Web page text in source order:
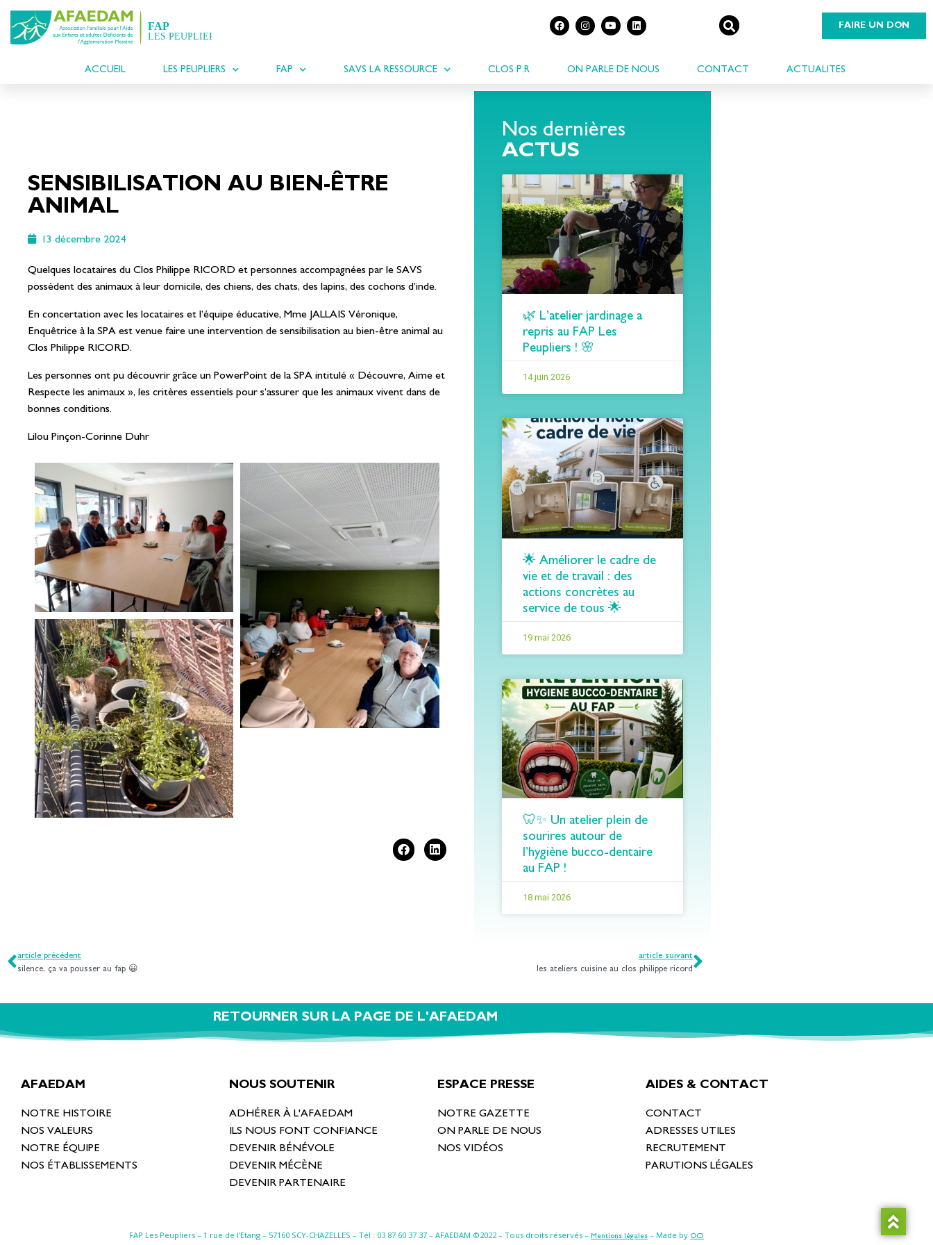
FAIRE UN DON
ACCUEIL LES PEUPLIERS FAP SAVS LA RESSOURCE CLOS P.R ON PARLE DE NOUS CONTACT ACTUALITES
SENSIBILISATION AU BIEN-ÊTRE
ANIMAL
13 décembre 2024
Quelques locataires du Clos Philippe RICORD et personnes accompagnées par le SAVS
possèdent des animaux à leur domicile, des chiens, des chats, des lapins, des cochons d’inde.
En concertation avec les locataires et l’équipe éducative, Mme JALLAIS Véronique,
Enquêtrice à la SPA est venue faire une intervention de sensibilisation au bien-être animal au
Clos Philippe RICORD.
Les personnes ont pu découvrir grâce un PowerPoint de la SPA intitulé « Découvre, Aime et
Respecte les animaux », les critères essentiels pour s’assurer que les animaux vivent dans de
bonnes conditions.
Lilou Pinçon-Corinne Duhr
Nos dernières
ACTUS
🌿 L’atelier jardinage a
repris au FAP Les
Peupliers ! 🌸
14 juin 2026
🌟 Améliorer le cadre de
vie et de travail : des
actions concrètes au
service de tous 🌟
19 mai 2026
🦷✨ Un atelier plein de
sourires autour de
l’hygiène bucco-dentaire
au FAP !
18 mai 2026
article précédent
silence, ça va pousser au fap 😀
article suivant
les ateliers cuisine au clos philippe ricord
RETOURNER SUR LA PAGE DE L'AFAEDAM
AFAEDAM
NOTRE HISTOIRE
NOS VALEURS
NOTRE ÉQUIPE
NOS ÉTABLISSEMENTS
NOUS SOUTENIR
ADHÉRER À L'AFAEDAM
ILS NOUS FONT CONFIANCE
DEVENIR BÉNÉVOLE
DEVENIR MÉCÈNE
DEVENIR PARTENAIRE
ESPACE PRESSE
NOTRE GAZETTE
ON PARLE DE NOUS
NOS VIDÉOS
AIDES & CONTACT
CONTACT
ADRESSES UTILES
RECRUTEMENT
PARUTIONS LÉGALES
FAP Les Peupliers – 1 rue de l’Etang – 57160 SCY-CHAZELLES – Tél : 03 87 60 37 37 – AFAEDAM ©2022 – Tous droits réservés – Mentions légales – Made by OCI